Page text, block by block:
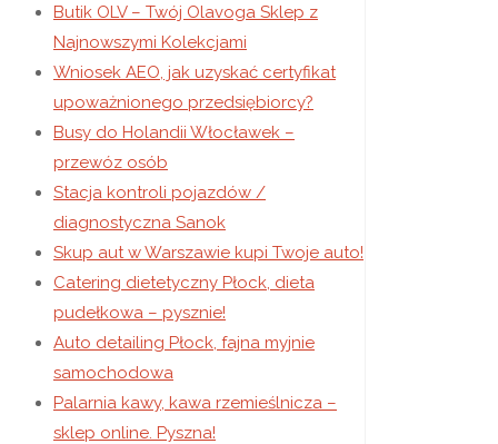
Butik OLV – Twój Olavoga Sklep z
Najnowszymi Kolekcjami
Wniosek AEO, jak uzyskać certyfikat
upoważnionego przedsiębiorcy?
Busy do Holandii Włocławek –
przewóz osób
Stacja kontroli pojazdów /
diagnostyczna Sanok
Skup aut w Warszawie kupi Twoje auto!
Catering dietetyczny Płock, dieta
pudełkowa – pysznie!
Auto detailing Płock, fajna myjnie
samochodowa
Palarnia kawy, kawa rzemieślnicza –
sklep online. Pyszna!